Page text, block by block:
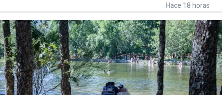
Hace 18 horas